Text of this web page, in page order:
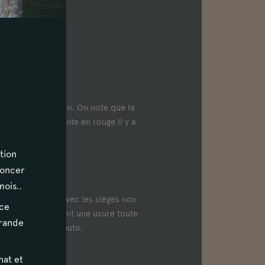
de présentation. On note que la
a été repeinte en rouge il y a
avec les sièges non
possèdent une usure toute
l'histoire de l'auto.
et